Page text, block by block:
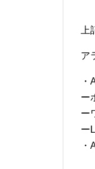
上
ア
ー
ー
ー